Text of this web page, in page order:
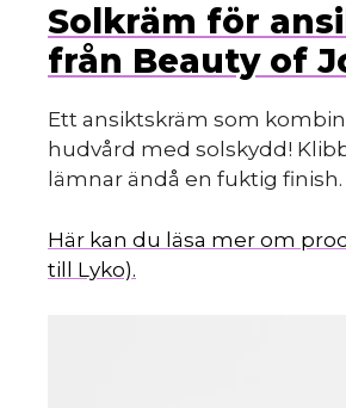
Solkräm för
från Beauty of
Ett ansiktskräm som
hudvård med solskydd!
lämnar ändå en fuktig finish.
Här kan du läsa mer om
till Lyko).